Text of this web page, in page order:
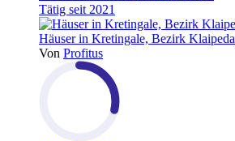
Tätig seit 2021
Häuser in Kretingale, Bezirk Klaipeda
Von Profitus